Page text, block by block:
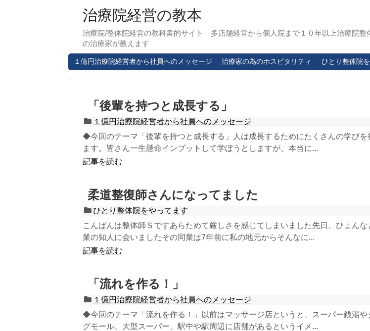
治療院経営の教本
治療院/整体院経営の教科書的サイト 多店舗経営から個人院まで１０年以上治療院整
の治療家が教えます
１億円治療院経営者から社員へのメッセージ 治療家の為のホスピタリティ ひとり整体院
「後輩を持つと成長する」
１億円治療院経営者から社員へのメッセージ
◆今回のテーマ「後輩を持つと成長する」人は成長するためにたくさんの学びを
ます。皆さん一生懸命インプットして学ぼうとしますが、本当に...
記事を読む
柔道整復師さんになってました
ひとり整体院をやってます
こんばんは整体師Ｓですあらためて厳しさを感じてしまいました先日、ひょんな
業の知人に会いましたその同業は7年前に私の地元からそんなに...
記事を読む
「流れを作る！」
１億円治療院経営者から社員へのメッセージ
◆今回のテーマ「流れを作る！」以前はマッサージ店というと、スーパー銭湯や
グモール、大型スーパー、駅中や駅周辺に店舗があるというイメ...